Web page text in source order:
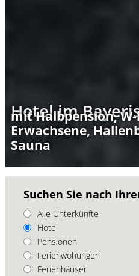
Hotel im
mit Halbpension,
Erwachsene,
Sauna
Suchen Sie nach
Alle Unterkünfte
Hotel
Pensionen
Ferienwohungen
Ferienhäuser